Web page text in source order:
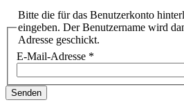
Bitte die für das Benutzerkonto
eingeben. Der Benutzername wird
Adresse geschickt.
E-Mail-Adresse *
Senden